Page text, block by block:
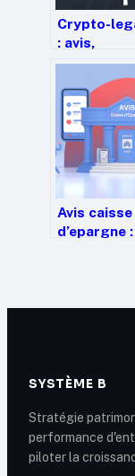
Crypto-
: avis,
de vous
Avis caisse
d’epargne
SYSTÈME B
Stratégie
performance
piloter la